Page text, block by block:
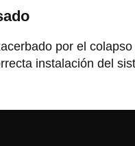
por el
instalación del